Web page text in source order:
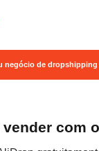
negócio de
vender com